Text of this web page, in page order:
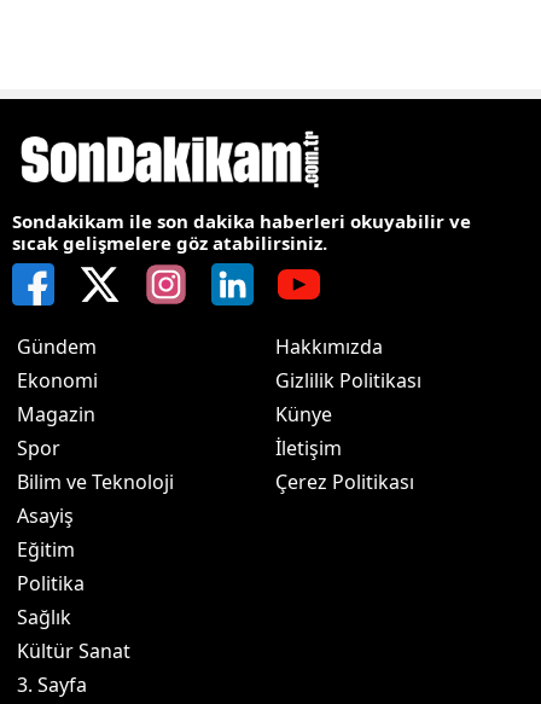
Sondakikam ile son dakika haberleri okuyabilir ve
sıcak gelişmelere göz atabilirsiniz.
Gündem
Ekonomi
Magazin
Spor
Bilim ve Teknoloji
Asayiş
Eğitim
Politika
Sağlık
Kültür Sanat
3. Sayfa
Hakkımızda
Gizlilik Politikası
Künye
İletişim
Çerez Politikası